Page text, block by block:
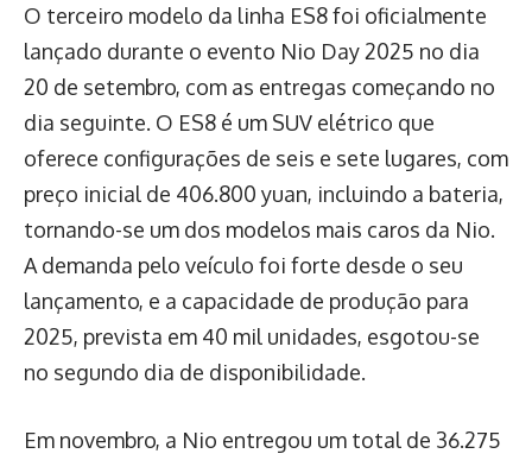
O terceiro modelo da linha ES8 foi oficialmente
lançado durante o evento Nio Day 2025 no dia
20 de setembro, com as entregas começando no
dia seguinte. O ES8 é um SUV elétrico que
oferece configurações de seis e sete lugares, com
preço inicial de 406.800 yuan, incluindo a bateria,
tornando-se um dos modelos mais caros da Nio.
A demanda pelo veículo foi forte desde o seu
lançamento, e a capacidade de produção para
2025, prevista em 40 mil unidades, esgotou-se
no segundo dia de disponibilidade.
Em novembro, a Nio entregou um total de 36.275